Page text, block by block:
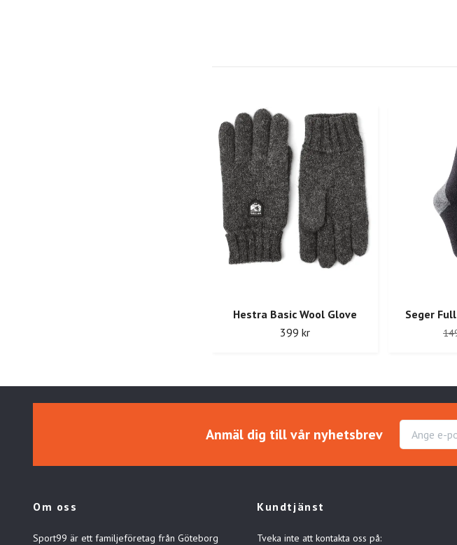
Hestra Basic Wool Glove
399 kr
Seger
Anmäl dig till vår nyhetsbrev
Om oss
Sport99 är ett familjeföretag från Göteborg
Kundtjänst
Tveka inte att kontakta oss på: